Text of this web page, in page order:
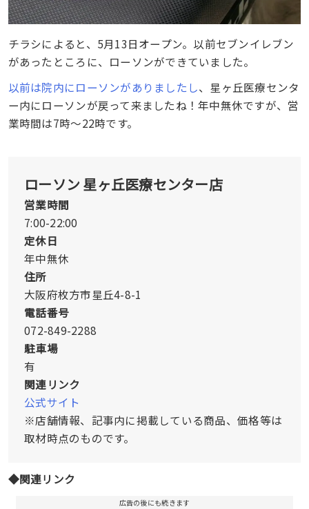
チラシによると、5月13日オープン。以前セブンイレブン
があったところに、ローソンができていました。
以前は院内にローソンがありましたし、星ヶ丘医療センタ
ー内にローソンが戻って来ましたね！年中無休ですが、営
業時間は7時〜22時です。
ローソン 星ヶ丘医療センター店
営業時間
7:00-22:00
定休日
年中無休
住所
大阪府枚方市星丘4-8-1
電話番号
072-849-2288
駐車場
有
関連リンク
公式サイト
※店舗情報、記事内に掲載している商品、価格等は
取材時点のものです。
◆関連リンク
広告の後にも続きます